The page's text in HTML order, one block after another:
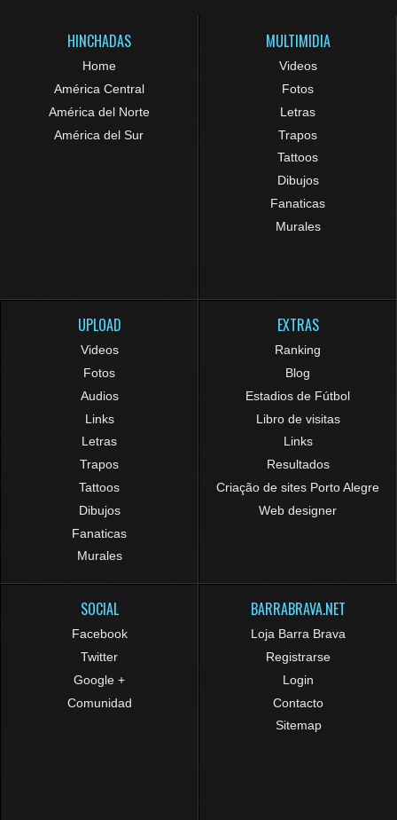
HINCHADAS
Home
América Central
América del Norte
América del Sur
MULTIMIDIA
Videos
Fotos
Letras
Trapos
Tattoos
Dibujos
Fanaticas
Murales
UPLOAD
Videos
Fotos
Audios
Links
Letras
Trapos
Tattoos
Dibujos
Fanaticas
Murales
EXTRAS
Ranking
Blog
Estadios de Fútbol
Libro de visitas
Links
Resultados
Criação de sites Porto Alegre
Web designer
SOCIAL
Facebook
Twitter
Google +
Comunidad
BARRABRAVA.NET
Loja Barra Brava
Registrarse
Login
Contacto
Sitemap